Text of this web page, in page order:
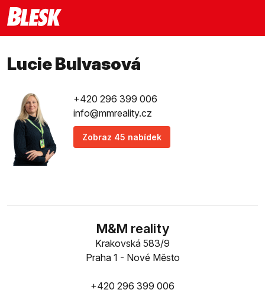
Lucie Bulvasová
+420 296 399 006
info@mmreality.cz
Zobraz 45 nabídek
M&M reality
Krakovská 583/9
Praha 1 - Nové Město
+420 296 399 006